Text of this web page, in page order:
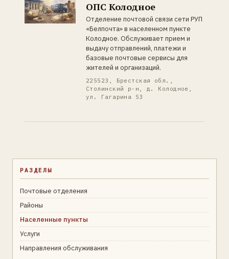
ОПС Колодное
Отделение почтовой связи сети РУП
«Белпочта» в населенном пункте
Колодное. Обслуживает прием и
выдачу отправлений, платежи и
базовые почтовые сервисы для
жителей и организаций.
225523, Брестская обл.,
Столинский р-н, д. Колодное,
ул. Гагарина 53
РАЗДЕЛЫ
Почтовые отделения
Районы
Населенные пункты
Услуги
Направления обслуживания